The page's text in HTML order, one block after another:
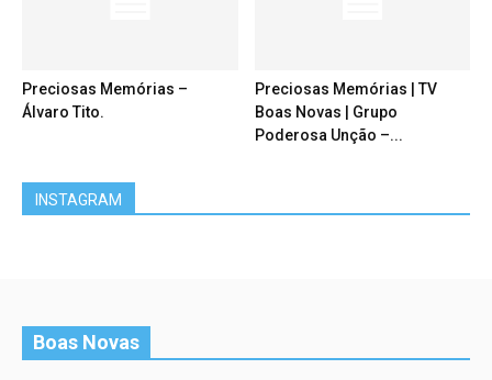
Preciosas Memórias –
Álvaro Tito.
Preciosas Memórias | TV
Boas Novas | Grupo
Poderosa Unção –...
INSTAGRAM
Boas Novas